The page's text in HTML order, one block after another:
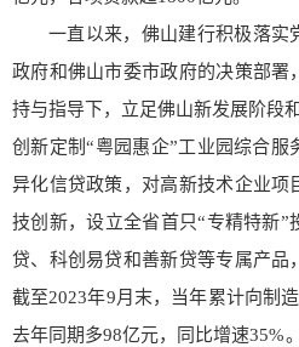
一直以来，佛山建行积极落实
政府和佛山市委市政府的决策部署
持与指导下，立足佛山新发展阶段
创新定制“粤园惠企”工业园综合服
异化信贷政策，对高新技术企业项
技创新，设立全省首只“专精特新
贷、科创易贷和善新贷等专属产品
截至2023年9月末，当年累计向制
去年同期多98亿元，同比增速35%